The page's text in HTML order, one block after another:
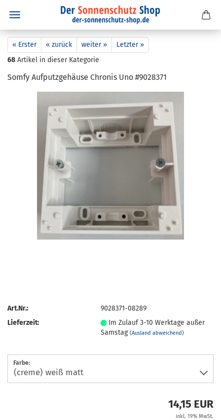
« Erster « zurück weiter »
Letzter »
68 Artikel in dieser Kategorie
Somfy Auf­putz­ge­häu­se Chro­nis Uno #9028371
Art.Nr.:
9028371-08289
Lieferzeit:
Im Zulauf 3-10 Werktage außer
Samstag(Ausland abweichend)
Farbe:
14,15 EUR
inkl. 19% MwSt.